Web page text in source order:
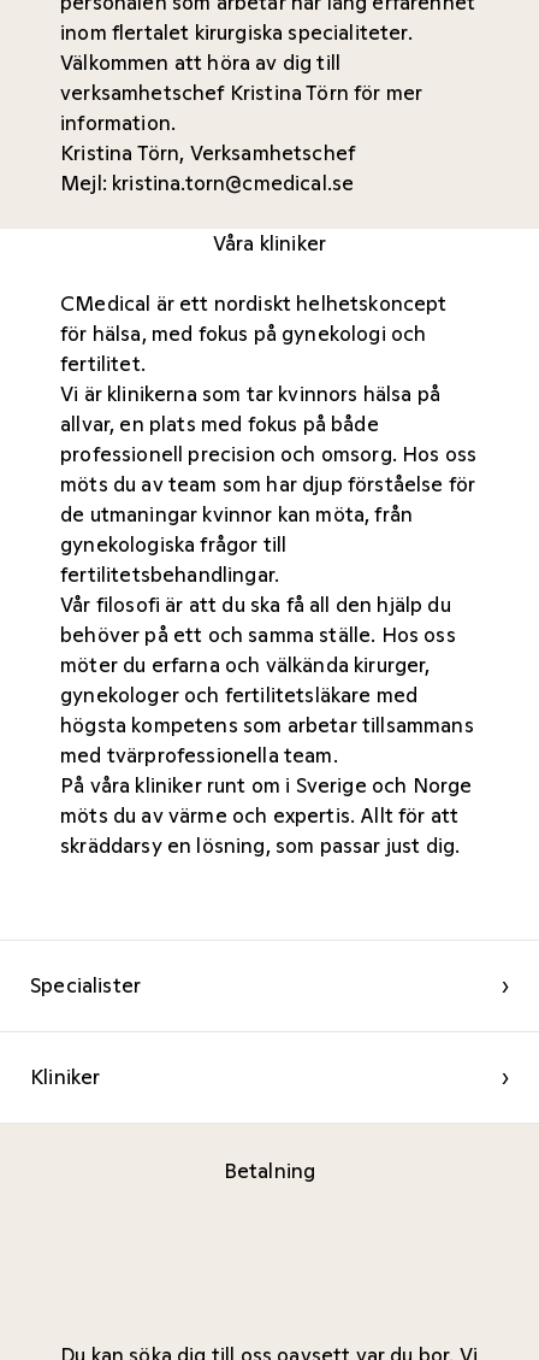
inom flertalet kirurgiska specialiteter.
Välkommen att höra av dig till
verksamhetschef Kristina Törn för mer
information.
Kristina Törn, Verksamhetschef
Mejl: kristina.torn@cmedical.se
Våra kliniker
CMedical är ett nordiskt helhetskoncept
för hälsa, med fokus på gynekologi och
fertilitet.
Vi är klinikerna som tar kvinnors hälsa på
allvar, en plats med fokus på både
professionell precision och omsorg. Hos oss
möts du av team som har djup förståelse för
de utmaningar kvinnor kan möta, från
gynekologiska frågor till
fertilitetsbehandlingar.
Vår filosofi är att du ska få all den hjälp du
behöver på ett och samma ställe. Hos oss
möter du erfarna och välkända kirurger,
gynekologer och fertilitetsläkare med
högsta kompetens som arbetar tillsammans
med tvärprofessionella team.
På våra klinikerrunt om i Sverige och Norge
möts du av värme och expertis. Allt för att
skräddarsy en lösning, som passar just dig.
Specialister ›
Kliniker ›
Betalning